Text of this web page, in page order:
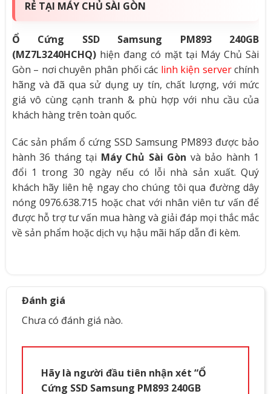
RẺ TẠI MÁY CHỦ SÀI GÒN
Ổ Cứng SSD Samsung PM893 240GB
(MZ7L3240HCHQ)hiện đang có mặt tại Máy Chủ Sài
Gòn – nơi chuyên phân phối các linh kiện serverchính
hãng và đã qua sử dụng uy tín, chất lượng, với mức
giá vô cùng cạnh tranh & phù hợp với nhu cầu của
khách hàng trên toàn quốc.
Các sản phẩm ổ cứng SSD Samsung PM893 được bảo
hành 36 tháng tại Máy Chủ Sài Gòn và bảo hành 1
đổi 1 trong 30 ngày nếu có lỗi nhà sản xuất. Quý
khách hãy liên hệ ngay cho chúng tôi qua đường dây
nóng 0976.638.715 hoặc chat với nhân viên tư vấn để
được hỗ trợ tư vấn mua hàng và giải đáp mọi thắc mắc
về sản phẩm hoặc dịch vụ hậu mãi hấp dẫn đi kèm.
Đánh giá
Chưa có đánh giá nào.
Hãy là người đầu tiên nhận xét “Ổ
Cứng SSD Samsung PM893 240GB